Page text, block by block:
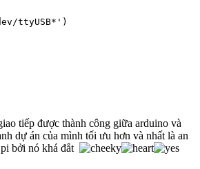
ttyUSB*')
tiếp được thành công giữa arduino và
dự án của mình tối ưu hơn và nhất là an
bởi nó khá đắt